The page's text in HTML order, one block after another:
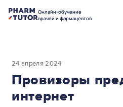
Онлайн-обучение
врачей и фармацевтов
24 апреля 2024
Провизоры
интернет